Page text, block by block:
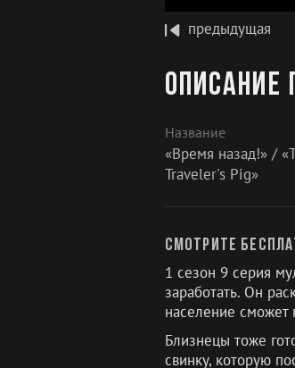
предыдущая
Описание
Название
«Время назад!» /
Traveler's Pig»
Смотрите
1 сезон 9 серия
заработать. Он
население сможет
Близнецы тоже
свинку, которую